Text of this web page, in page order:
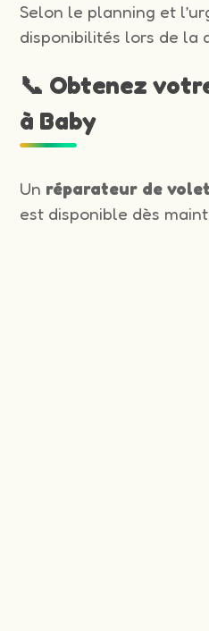
Selon le planning et
disponibilités lors de la
📞 Obtenez
à Baby
Un réparateur de
est disponible dès